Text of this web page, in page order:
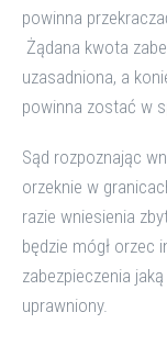
powinna
Żądana kwota
uzasadniona, a
powinna zostać w
Sąd rozpoznając
orzeknie w
razie wniesienia
będzie mógł orzec
zabezpieczenia
uprawniony.